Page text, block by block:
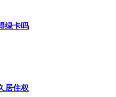
绿卡吗
居住权